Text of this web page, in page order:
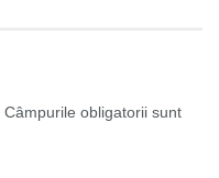
Câmpurile obligatorii sunt